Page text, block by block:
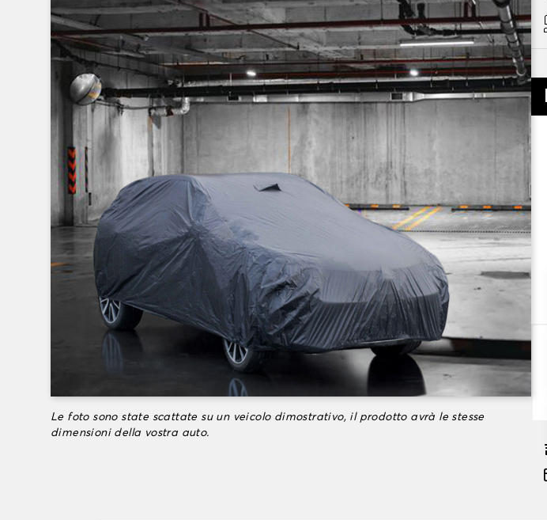
Le foto sono state scattate su un veicolo dimostrativo, il prodotto avrà le stesse
dimensioni della vostra auto.